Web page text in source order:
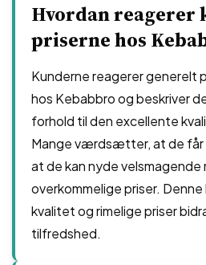
Hvordan reagerer
priserne hos
Kunderne reagerer generelt
hos Kebabbro og beskriver
forhold til den excellente
Mange værdsætter, at de får
at de kan nyde velsmagende
overkommelige priser.
kvalitet og rimelige priser
tilfredshed.